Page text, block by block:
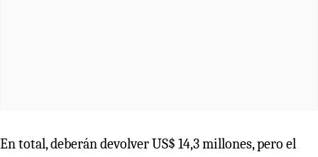
En total, deberán devolver US$ 14,3 millones, pero el